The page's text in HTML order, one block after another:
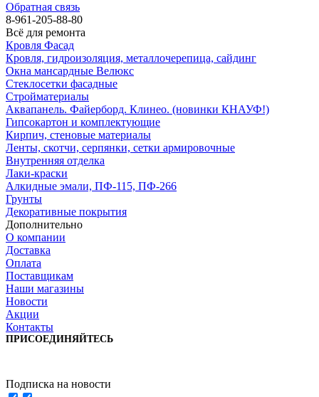
Обратная связь
8-961-205-88-80
Всё для ремонта
Кровля Фасад
Кровля, гидроизоляция, металлочерепица, сайдинг
Окна мансардные Велюкс
Стеклосетки фасадные
Стройматериалы
Аквапанель. Файерборд. Клинео. (новинки КНАУФ!)
Гипсокартон и комплектующие
Кирпич, стеновые материалы
Ленты, скотчи, серпянки, сетки армировочные
Внутренняя отделка
Лаки-краски
Алкидные эмали, ПФ-115, ПФ-266
Грунты
Декоративные покрытия
Дополнительно
О компании
Доставка
Оплата
Поставщикам
Наши магазины
Новости
Акции
Контакты
ПРИСОЕДИНЯЙТЕСЬ
Подписка на новости